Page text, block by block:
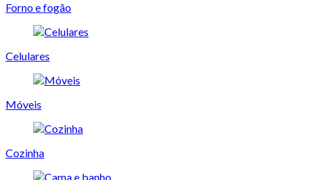
Forno e fogão
Celulares
Móveis
Cozinha